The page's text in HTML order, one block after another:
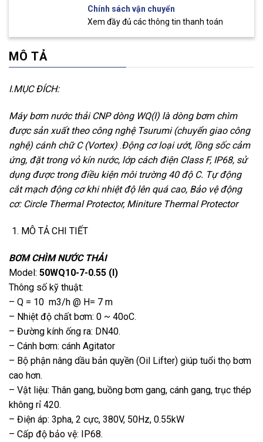
Chính sách vận chuyển
Xem đầy đủ các thông tin thanh toán
MÔ TẢ
I.MỤC ĐÍCH:
Máy bơm nước thải CNP dòng WQ(I) là dòng bơm chìm
được sản xuất theo công nghệ Tsurumi (chuyển giao công
nghệ) cánh chữ C (Vortex) .Động cơ loại ướt, lồng sốc cảm
ứng, đặt trong vỏ kín nước, lớp cách điện Class F, IP68, sử
dụng được trong điều kiện môi trường 40 độ C. Tự động
cắt mạch động cơ khi nhiệt độ lên quá cao, Bảo vệ động
cơ: Circle Thermal Protector, Miniture Thermal Protector
MÔ TẢ CHI TIẾT
BƠM CHÌM NƯỚC THẢI
Model: 50WQ10-7-0.55 (I)
Thông số kỹ thuật:
– Q = 10 m3/h @ H= 7 m
– Nhiệt độ chất bơm: 0 ~ 40oC.
– Đường kính ống ra: DN40.
– Cánh bơm: cánh Agitator
– Bộ phận nâng dầu bản quyền (Oil Lifter) giúp tuổi thọ bơm
cao hơn.
– Vật liệu: Thân gang, buồng bơm gang, cánh gang, trục thép
không rỉ 420.
– Điện áp: 3pha, 2 cực, 380V, 50Hz, 0.55kW
– Cấp độ bảo vệ: IP68.